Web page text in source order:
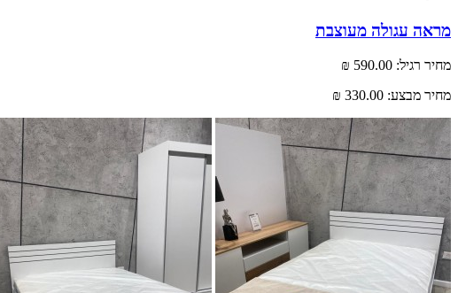
מראה עגולה מעוצבת
מחיר רגיל: 590.00 ₪
מחיר מבצע: 330.00 ₪